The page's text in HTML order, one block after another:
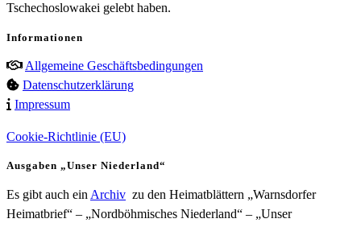
Tschechoslowakei gelebt haben.
Informationen
Allgemeine Geschäftsbedingungen
Datenschutzerklärung
Impressum
Cookie-Richtlinie (EU)
Ausgaben „Unser Niederland“
Es gibt auch ein Archiv zu den Heimatblättern „Warnsdorfer
Heimatbrief“ – „Nordböhmisches Niederland“ – „Unser